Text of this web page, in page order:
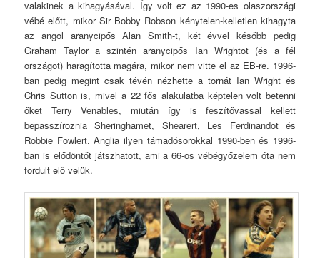
valakinek a kihagyásával. Így volt ez az 1990-es olaszországi
vébé előtt, mikor Sir Bobby Robson kénytelen-kelletlen kihagyta
az angol aranycipős Alan Smith-t, két évvel később pedig
Graham Taylor a szintén aranycipős Ian Wrightot (és a fél
országot) haragította magára, mikor nem vitte el az EB-re. 1996-
ban pedig megint csak tévén nézhette a tornát Ian Wright és
Chris Sutton is, mivel a 22 fős alakulatba képtelen volt betenni
őket Terry Venables, miután így is feszítővassal kellett
bepasszíroznia Sheringhamet, Shearert, Les Ferdinandot és
Robbie Fowlert. Anglia ilyen támadósorokkal 1990-ben és 1996-
ban is elődöntőt játszhatott, ami a 66-os vébégyőzelem óta nem
fordult elő velük.